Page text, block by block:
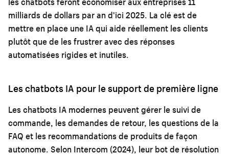
milliards de dollars par an d'ici 2025. La clé est de
mettre en place une IA qui aide réellement les clients
plutôt que de les frustrer avec des réponses
automatisées rigides et inutiles.
Les chatbots IA pour le support de première ligne
Les chatbots IA modernes peuvent gérer le suivi de
commande, les demandes de retour, les questions de la
FAQ et les recommandations de produits de façon
autonome. Selon Intercom (2024), leur bot de résolution